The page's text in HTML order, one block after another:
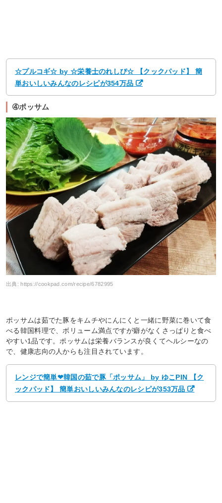
☆プルコギ☆ by ☆栄養士のれしぴ☆ 【クックパッド】 簡
単おいしいみんなのレシピが354万品
➃ポッサム
出典: https://cookpad.com/recipe/6782995
ポッサムは茹でた豚をキムチやにんにくと一緒に野菜に巻いて食
べる韓国料理で、ボリューム満点ですが癖がなくさっぱりと食べ
やすい1品です。ポッサムは栄養バランスが良くてヘルシーなの
で、健康志向の人からも注目されています。
レンジで簡単❤韓国の茹で豚「ポッサム」 by ゆこPIN 【ク
ックパッド】 簡単おいしいみんなのレシピが353万品